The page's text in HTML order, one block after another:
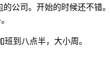
公司。开始的时候还不错。
到八点半，大小周。